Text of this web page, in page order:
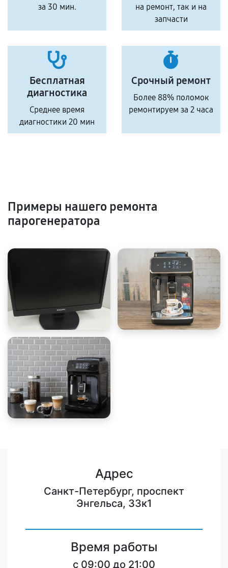
за 30 мин.
на ремонт, так и на
запчасти
Бесплатная
диагностика
Среднее время
диагностики 20 мин
Срочный ремонт
Более 88% поломок
ремонтируем за 2 часа
Примеры нашего ремонта
парогенератора
Адрес
Санкт-Петербург, проспект
Энгельса, 33к1
Время работы
c 09:00 до 21:00